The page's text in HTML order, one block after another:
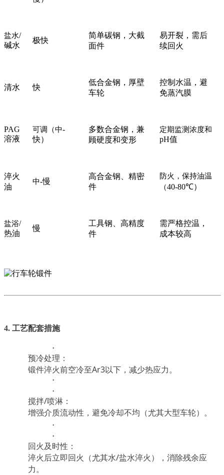
盐水/
碱水
极快
简单碳钢，大截
面件
易开裂，需后
续回火
清水 快
低合金钢，厚壁
车轮
控制水温，避
免蒸汽膜
PAG
溶液
可调（中-
快）
多数合金钢，兼
顾硬度和变形
定期监测浓度和
pH值
淬火
油
中-慢
高合金钢、精密
件
防火，保持油温
（40-80℃）
盐浴/
热油
慢
工具钢、高精度
件
需严格控温，
成本较高
4. 工艺配套措施
·
预冷处理：
锻件淬火前空冷至Ar3以下，减少热应力。
·
·
搅拌/喷淋：
增强介质流动性，避免冷却不均（尤其大型车轮）。
·
·
回火及时性：
淬火后立即回火（尤其水/盐水淬火），消除残余应
力。